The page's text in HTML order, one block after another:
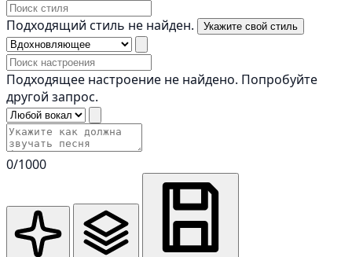
Подходящий стиль не найден. Укажите свой стиль
Подходящее настроение не найдено. Попробуйте
другой запрос.
0/1000